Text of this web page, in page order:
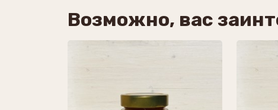
Возможно, вас